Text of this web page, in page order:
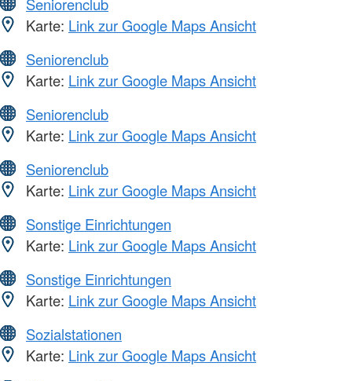
Karte: Link zur Google Maps Ansicht
Seniorenclub
Karte: Link zur Google Maps Ansicht
Seniorenclub
Karte: Link zur Google Maps Ansicht
Seniorenclub
Karte: Link zur Google Maps Ansicht
Sonstige Einrichtungen
Karte: Link zur Google Maps Ansicht
Sonstige Einrichtungen
Karte: Link zur Google Maps Ansicht
Sozialstationen
Karte: Link zur Google Maps Ansicht